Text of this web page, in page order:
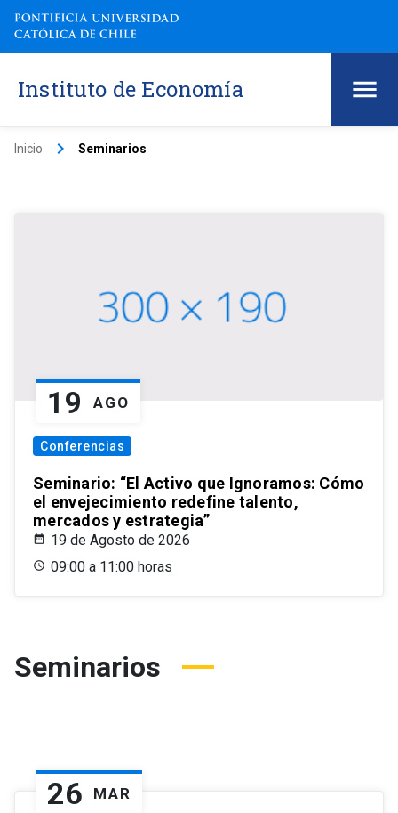
Instituto de Economía
Inicio keyboard_arrow_right Seminarios
19 AGO
Conferencias
Seminario: “El Activo que Ignoramos: Cómo
el envejecimiento redefine talento,
mercados y estrategia”
19 de Agosto de 2026
09:00 a 11:00 horas
Seminarios
26 MAR